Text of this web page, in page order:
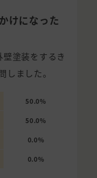
けになった
塗装をするき
しました。
50.0%
50.0%
0.0%
0.0%